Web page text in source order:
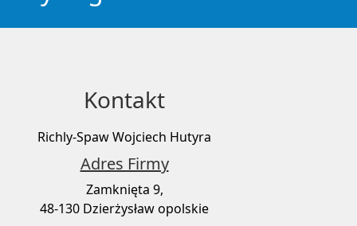
Kontakt
Richly-Spaw Wojciech Hutyra
Adres Firmy
Zamknięta 9,
48-130 Dzierżysław opolskie